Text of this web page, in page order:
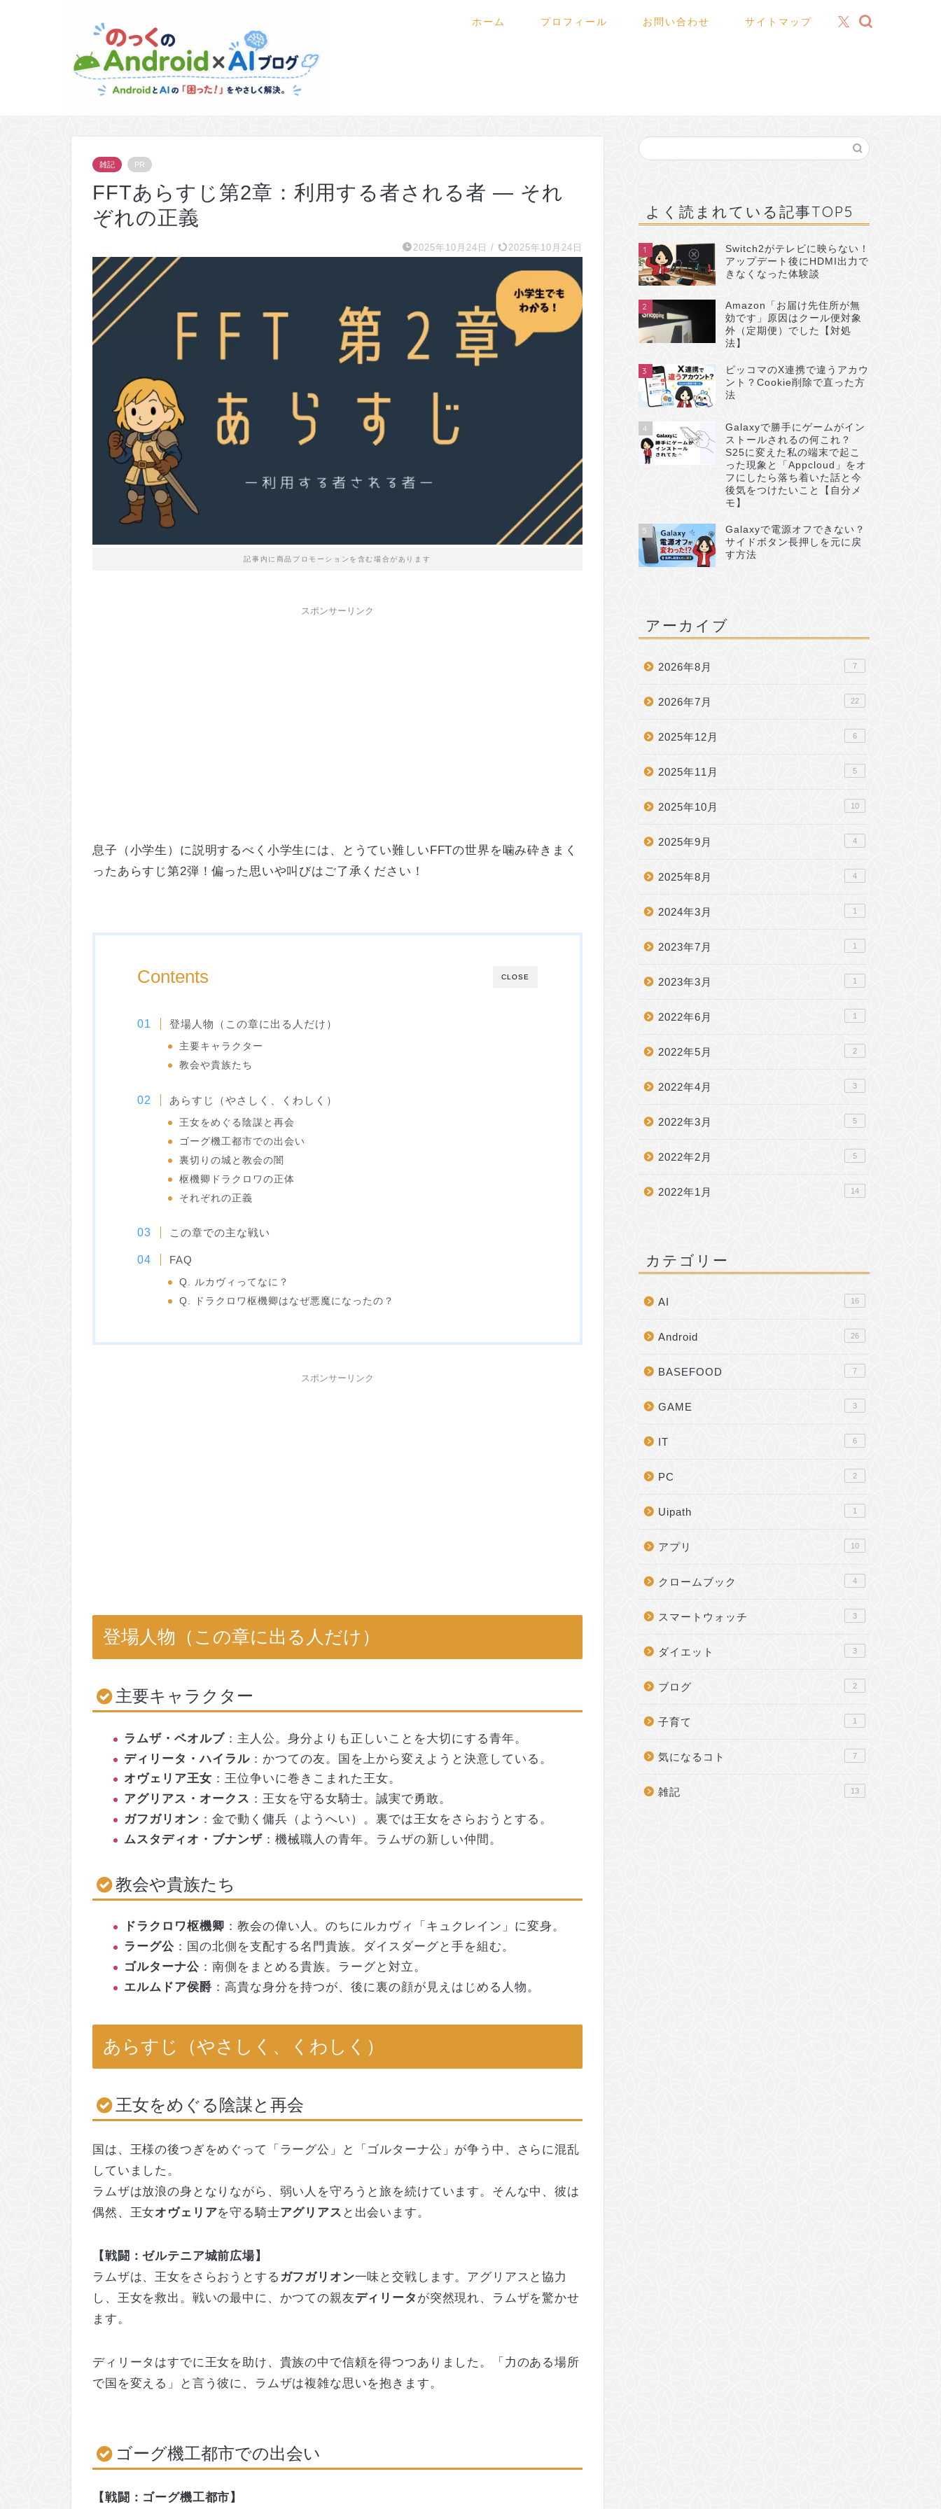
ホーム プロフィール お問い合わせ サイトマップ
雑記 PR
FFTあらすじ第2章：利用する者される者 — それ
ぞれの正義
2025年10月24日 / 2025年10月24日
記事内に商品プロモーションを含む場合があります
スポンサーリンク
息子（小学生）に説明するべく小学生には、とうてい難しいFFTの世界を噛み砕きまく
ったあらすじ第2弾！偏った思いや叫びはご了承ください！
CLOSE
Contents
登場人物（この章に出る人だけ）
主要キャラクター
教会や貴族たち
あらすじ（やさしく、くわしく）
王女をめぐる陰謀と再会
ゴーグ機工都市での出会い
裏切りの城と教会の闇
枢機卿ドラクロワの正体
それぞれの正義
この章での主な戦い
FAQ
Q. ルカヴィってなに？
Q. ドラクロワ枢機卿はなぜ悪魔になったの？
スポンサーリンク
登場人物（この章に出る人だけ）
主要キャラクター
ラムザ・ベオルブ ：主人公。身分よりも正しいことを大切にする青年。
ディリータ・ハイラル ：かつての友。国を上から変えようと決意している。
オヴェリア王女 ：王位争いに巻きこまれた王女。
アグリアス・オークス ：王女を守る女騎士。誠実で勇敢。
ガフガリオン ：金で動く傭兵（ようへい）。裏では王女をさらおうとする。
ムスタディオ・ブナンザ ：機械職人の青年。ラムザの新しい仲間。
教会や貴族たち
ドラクロワ枢機卿 ：教会の偉い人。のちにルカヴィ「キュクレイン」に変身。
ラーグ公 ：国の北側を支配する名門貴族。ダイスダーグと手を組む。
ゴルターナ公 ：南側をまとめる貴族。ラーグと対立。
エルムドア侯爵 ：高貴な身分を持つが、後に裏の顔が見えはじめる人物。
あらすじ（やさしく、くわしく）
王女をめぐる陰謀と再会
国は、王様の後つぎをめぐって「ラーグ公」と「ゴルターナ公」が争う中、さらに混乱
していました。
ラムザは放浪の身となりながら、弱い人を守ろうと旅を続けています。そんな中、彼は
偶然、王女オヴェリアを守る騎士アグリアス と出会います。
【戦闘：ゼルテニア城前広場】
ラムザは、王女をさらおうとする ガフガリオン一味と交戦します。アグリアスと協力
し、王女を救出。戦いの最中に、かつての親友ディリータ が突然現れ、ラムザを驚かせ
ます。
ディリータはすでに王女を助け、貴族の中で信頼を得つつありました。「力のある場所
で国を変える」と言う彼に、ラムザは複雑な思いを抱きます。
ゴーグ機工都市での出会い
【戦闘：ゴーグ機工都市】
よく読まれている記事TOP5
1
Switch2がテレビに映らない！
アップデート後にHDMI出力で
きなくなった体験談
2
Amazon「お届け先住所が無
効です」原因はクール便対象
外（定期便）でした【対処
法】
3
ピッコマのX連携で違うアカウ
ント？Cookie削除で直った方
法
4
Galaxyで勝手にゲームがイン
ストールされるの何これ？
S25に変えた私の端末で起こ
った現象と「Appcloud」をオ
フにしたら落ち着いた話と今
後気をつけたいこと【自分メ
モ】
5
Galaxyで電源オフできない？
サイドボタン長押しを元に戻
す方法
アーカイブ
2026年8月 7
2026年7月 22
2025年12月 6
2025年11月 5
2025年10月 10
2025年9月 4
2025年8月 4
2024年3月 1
2023年7月 1
2023年3月 1
2022年6月 1
2022年5月 2
2022年4月 3
2022年3月 5
2022年2月 5
2022年1月 14
カテゴリー
AI 16
Android 26
BASEFOOD 7
GAME 3
IT 6
PC 2
Uipath 1
アプリ 10
クロームブック 4
スマートウォッチ 3
ダイエット 3
ブログ 2
子育て 1
気になるコト 7
雑記 13